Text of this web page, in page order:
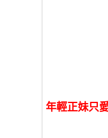
年輕正妹只